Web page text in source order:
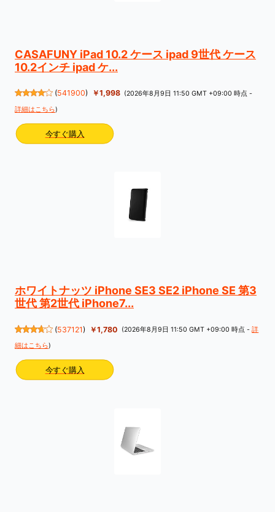
CASAFUNY iPad 10.2 ケース ipad 9世代 ケース
10.2インチ ipad ケ...
(541900) ￥1,998 (2026年8月9日 11:50 GMT +09:00 時点 -
詳細はこちら)
今すぐ購入
ホワイトナッツ iPhone SE3 SE2 iPhone SE 第3
世代 第2世代 iPhone7...
(537121) ￥1,780 (2026年8月9日 11:50 GMT +09:00 時点 -詳
細はこちら)
今すぐ購入